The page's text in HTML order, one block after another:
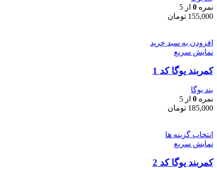
نمره 0 از 5
155,000 تومان
افزودن به سبد خرید
نمایش سریع
کمربند یوگا کد 1
بند یوگا
نمره 0 از 5
185,000 تومان
انتخاب گزینه ها
نمایش سریع
کمربند یوگا کد 2